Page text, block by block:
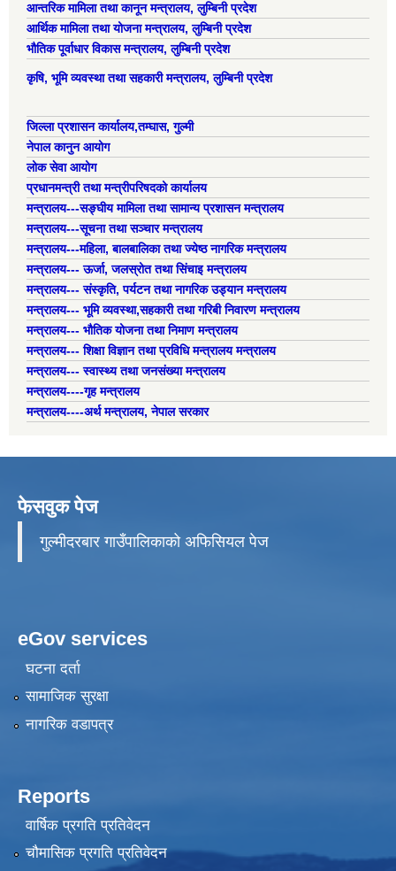
आन्तरिक मामिला तथा कानून मन्त्रालय, लुम्बिनी प्रदेश
आर्थिक मामिला तथा योजना मन्त्रालय, लुम्बिनी प्रदेश
भौतिक पूर्वाधार विकास मन्त्रालय, लुम्बिनी प्रदेश
कृषि, भूमि व्यवस्था तथा सहकारी मन्त्रालय, लुम्बिनी प्रदेश
जिल्ला प्रशासन कार्यालय,तम्घास, गुल्मी
नेपाल कानुन आयोग
लोक सेवा आयोग
प्रधानमन्त्री तथा मन्त्रीपरिषदको कार्यालय
मन्त्रालय---सङ्घीय मामिला तथा सामान्य प्रशासन मन्त्रालय
मन्त्रालय---सूचना तथा सञ्चार मन्त्रालय
मन्त्रालय---महिला, बालबालिका तथा ज्येष्ठ नागरिक मन्त्रालय
मन्त्रालय--- ऊर्जा, जलस्रोत तथा सिंचाइ मन्त्रालय
मन्त्रालय--- संस्कृति, पर्यटन तथा नागरिक उड्यान मन्त्रालय
मन्त्रालय--- भूमि व्यवस्था,सहकारी तथा गरिबी निवारण मन्त्रालय
मन्त्रालय--- भौतिक योजना तथा निमाण मन्त्रालय
मन्त्रालय--- शिक्षा विज्ञान तथा प्रविधि मन्त्रालय मन्त्रालय
मन्त्रालय--- स्वास्थ्य तथा जनसंख्या मन्त्रालय
मन्त्रालय----गृह मन्त्रालय
मन्त्रालय----अर्थ मन्त्रालय, नेपाल सरकार
फेसवुक पेज
गुल्मीदरबार गाउँपालिकाको अफिसियल पेज
eGov services
घटना दर्ता
सामाजिक सुरक्षा
नागरिक वडापत्र
Reports
वार्षिक प्रगति प्रतिवेदन
चौमासिक प्रगति प्रतिवेदन